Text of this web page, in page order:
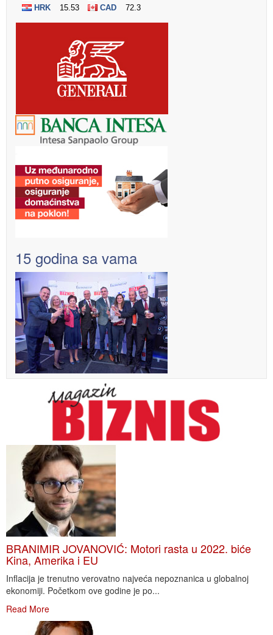
15 godina sa vama
BRANIMIR JOVANOVIĆ: Motori rasta u 2022. biće
Kina, Amerika i EU
Inflacija je trenutno verovatno najveća nepoznanica u globalnoj
ekonomiji. Početkom ove godine je po...
Read More